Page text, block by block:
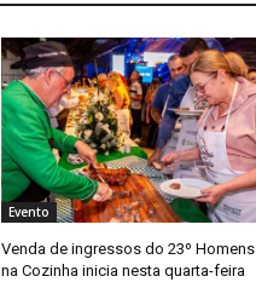
Evento
Venda de ingressos do 23º Homens
na Cozinha inicia nesta quarta-feira